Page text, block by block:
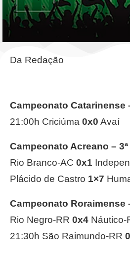
Da Redação
Campeonato Catarinense
21:00h Criciúma 0x0 Avaí
Campeonato Acreano –
Rio Branco-AC 0x1
Plácido de Castro 1×7
Campeonato Roraimense
Rio Negro-RR 0x4 Náutico-
21:30h São Raimundo-RR